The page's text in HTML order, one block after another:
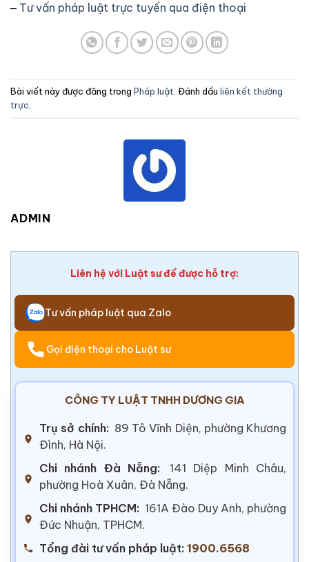
– Tư vấn pháp luật trực tuyến qua điện thoại
Bài viết này được đăng trong Pháp luật. Đánh dấu liên kết thường
trực.
ADMIN
Liên hệ với Luật sư để được hỗ trợ:
Tư vấn pháp luật qua Zalo
Gọi điện thoại cho Luật sư
CÔNG TY LUẬT TNHH DƯƠNG GIA
Trụ sở chính: 89 Tô Vĩnh Diện, phường Khương
Đình, Hà Nội.
Chi nhánh Đà Nẵng:
141 Diệp Minh Châu,
phường Hoà Xuân, Đà Nẵng.
Chi nhánh TPHCM: 161A Đào Duy Anh, phường
Đức Nhuận, TPHCM.
Tổng đài tư vấn pháp luật: 1900.6568